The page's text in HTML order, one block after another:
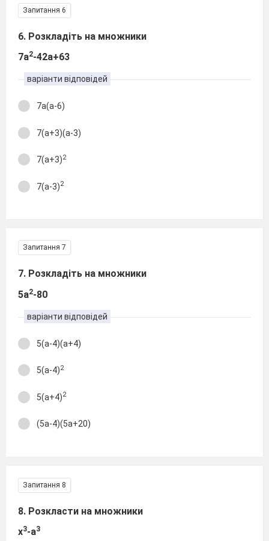
Запитання 6
6. Розкладіть на множники
7а2-42а+63
варіанти відповідей
7а(а-6)
7(а+3)(а-3)
7(а+3)2
7(а-3)2
Запитання 7
7. Розкладіть на множники
5а2-80
варіанти відповідей
5(а-4)(а+4)
5(а-4)2
5(а+4)2
(5а-4)(5а+20)
Запитання 8
8. Розкласти на множники
х3-а3